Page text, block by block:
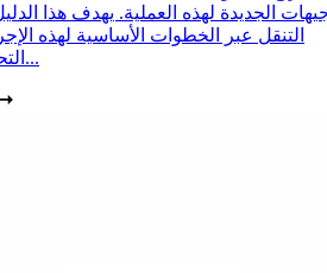
الجديدة لهذه العملية. يهدف هذا
التنقل عبر الخطوات الأساسية لهذه
التحضير جيدًا لضمان م...